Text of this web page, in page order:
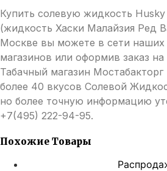
Купить солевую жидкость Husky
(жидкость Хаски Малайзия Ред
Москве вы можете в сети наших
магазинов или оформив заказ
Табачный магазин
более 40 вкусов Солевой
но более точную информацию
+7(495) 222-94-95.
Похожие Товары